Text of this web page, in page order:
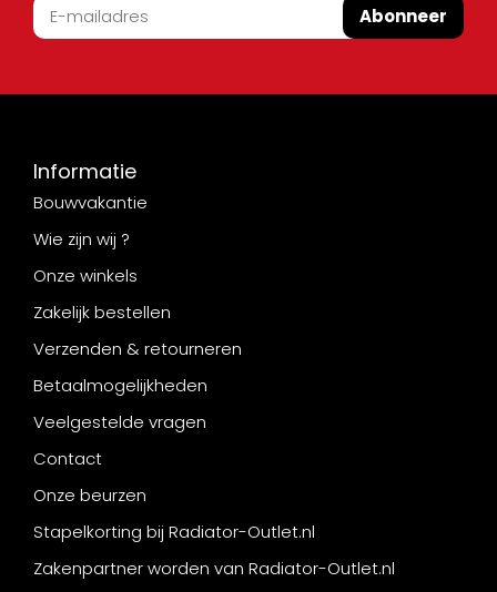
Abonneer
Informatie
Bouwvakantie
Wie zijn wij ?
Onze winkels
Zakelijk bestellen
Verzenden & retourneren
Betaalmogelijkheden
Veelgestelde vragen
Contact
Onze beurzen
Stapelkorting bij Radiator-Outlet.nl
Zakenpartner worden van Radiator-Outlet.nl